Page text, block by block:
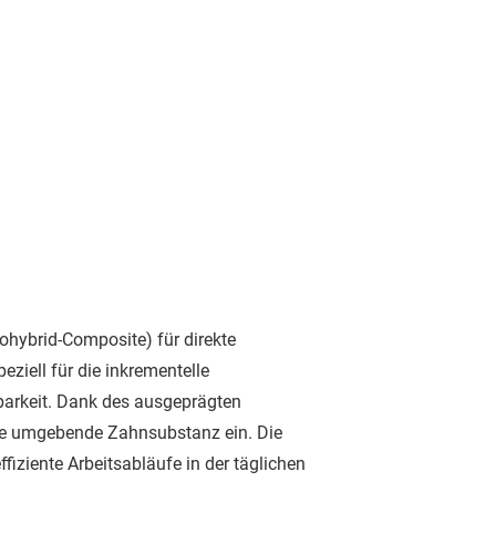
Composite) für direkte
für die inkrementelle
Dank des ausgeprägten
Zahnsubstanz ein. Die
Arbeitsabläufe in der täglichen